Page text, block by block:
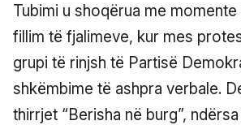
Tubimi u shoqërua me
fillim të fjalimeve, kur mes
grupi të rinjsh të Partisë
shkëmbime të ashpra verbale.
thirrjet “Berisha në burg”,